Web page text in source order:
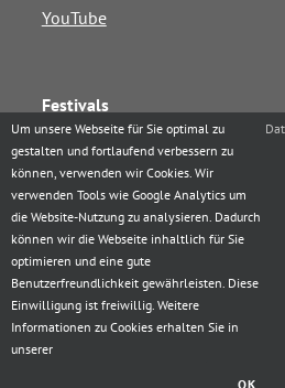
YouTube
Festivals
Augsburg Jazz Rhythms
Augsburg Balboa & Shag Festival
Augsburg Westie Station
Augsburg Boogie Festival
XmaSwing
Um unsere Webseite für Sie optimal zu
gestalten und fortlaufend verbessern zu
können, verwenden wir Cookies. Wir
verwenden Tools wie Google Analytics um
die Website-Nutzung zu analysieren. Dadurch
können wir die Webseite inhaltlich für Sie
optimieren und eine gute
Benutzerfreundlichkeit gewährleisten. Diese
Einwilligung ist freiwillig. Weitere
Informationen zu Cookies erhalten Sie in
unserer
OK